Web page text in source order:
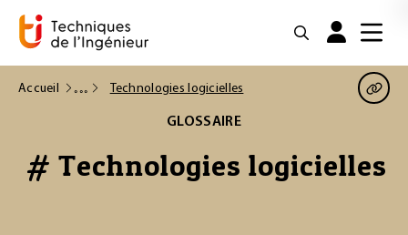
Accueil Technologies logicielles
GLOSSAIRE
# Technologies logicielles